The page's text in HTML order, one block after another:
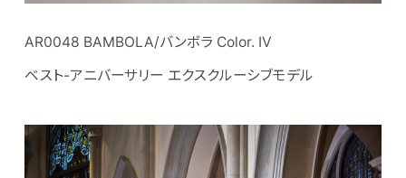
AR0048 BAMBOLA/バンボラ Color. IV
ベスト-アニバーサリー エクスクルーシブモデル